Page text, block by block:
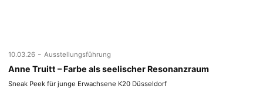
10.03.26 - Ausstellungsführung
Anne Truitt – Farbe als seelischer Resonanzraum
Sneak Peek für junge Erwachsene K20 Düsseldorf